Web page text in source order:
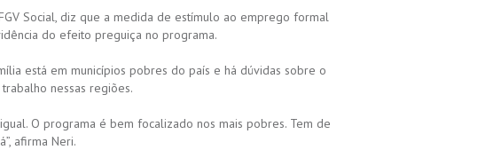
Social, diz que a medida de estímulo ao emprego formal
do efeito preguiça no programa.
está em municípios pobres do país e há dúvidas sobre o
nessas regiões.
O programa é bem focalizado nos mais pobres. Tem de
afirma Neri.